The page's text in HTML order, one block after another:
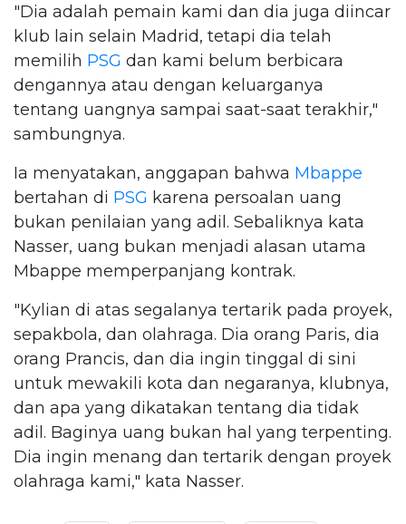
"Dia adalah pemain kami dan dia juga diincar
klub lain selain Madrid, tetapi dia telah
memilih PSG dan kami belum berbicara
dengannya atau dengan keluarganya
tentang uangnya sampai saat-saat terakhir,"
sambungnya.
Ia menyatakan, anggapan bahwa Mbappe
bertahan di PSG karena persoalan uang
bukan penilaian yang adil. Sebaliknya kata
Nasser, uang bukan menjadi alasan utama
Mbappe memperpanjang kontrak.
"Kylian di atas segalanya tertarik pada proyek,
sepakbola, dan olahraga. Dia orang Paris, dia
orang Prancis, dan dia ingin tinggal di sini
untuk mewakili kota dan negaranya, klubnya,
dan apa yang dikatakan tentang dia tidak
adil. Baginya uang bukan hal yang terpenting.
Dia ingin menang dan tertarik dengan proyek
olahraga kami," kata Nasser.